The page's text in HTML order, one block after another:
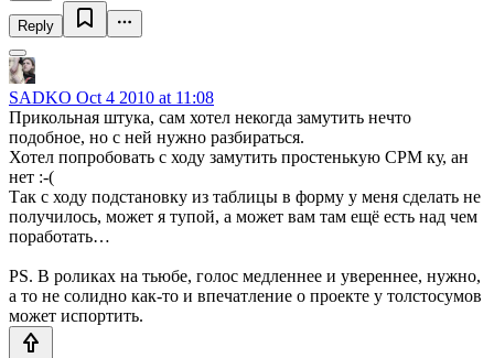
Reply
SADKO Oct 4 2010 at 11:08
Прикольная штука, сам хотел некогда замутить нечто
подобное, но с ней нужно разбираться.
Хотел попробовать с ходу замутить простенькую СРМ ку, ан
нет :-(
Так с ходу подстановку из таблицы в форму у меня сделать не
получилось, может я тупой, а может вам там ещё есть над чем
поработать…
PS. В роликах на тьюбе, голос медленнее и увереннее, нужно,
а то не солидно как-то и впечатление о проекте у толстосумов
может испортить.